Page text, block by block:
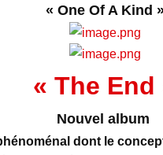
« One Of A Kind
« The End
Nouvel album
dont le